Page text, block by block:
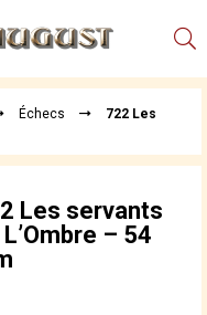
Échecs
722 Les
Les servants
– 54